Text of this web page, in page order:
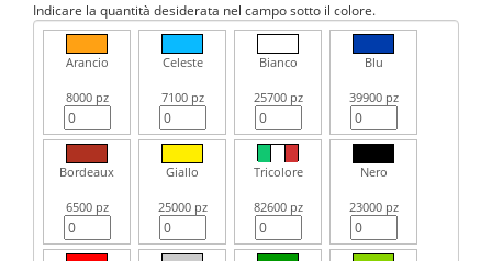
Indicare la quantità desiderata nel campo sotto il colore.
Arancio
8000 pz
Celeste
7100 pz
Bianco
25700 pz
Blu
39900 pz
Bordeaux
6500 pz
Giallo
25000 pz
Tricolore
82600 pz
Nero
23000 pz